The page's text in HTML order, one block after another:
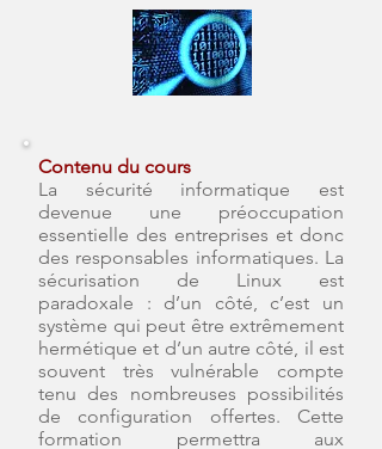
Contenu du cours
La sécurité informatique est
devenue une préoccupation
essentielle des entreprises et donc
des responsables informatiques. La
sécurisation de Linux est
paradoxale : d’un côté, c’est un
système qui peut être extrêmement
hermétique et d’un autre côté, il est
souvent très vulnérable compte
tenu des nombreuses possibilités
de configuration offertes. Cette
formation permettra aux